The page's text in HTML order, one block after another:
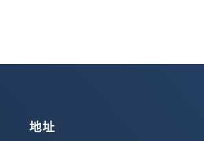
地址